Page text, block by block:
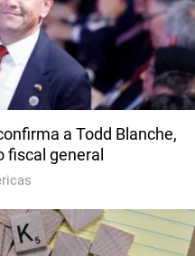
a Todd Blanche,
fiscal general